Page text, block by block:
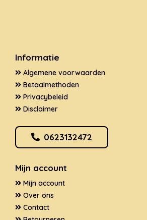
Informatie
Algemene voorwaarden
Betaalmethoden
Privacybeleid
Disclaimer
0623132472
Mijn account
Mijn account
Over ons
Contact